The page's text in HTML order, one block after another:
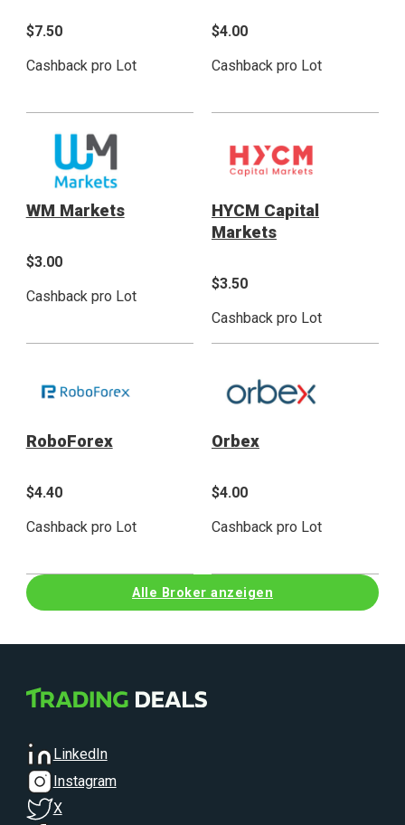
$7.50
Cashback pro Lot
$4.00
Cashback pro Lot
WM Markets
$3.00
Cashback pro Lot
HYCM Capital
Markets
$3.50
Cashback pro Lot
RoboForex
$4.40
Cashback pro Lot
Orbex
$4.00
Cashback pro Lot
Alle Broker anzeigen
LinkedIn
Instagram
X